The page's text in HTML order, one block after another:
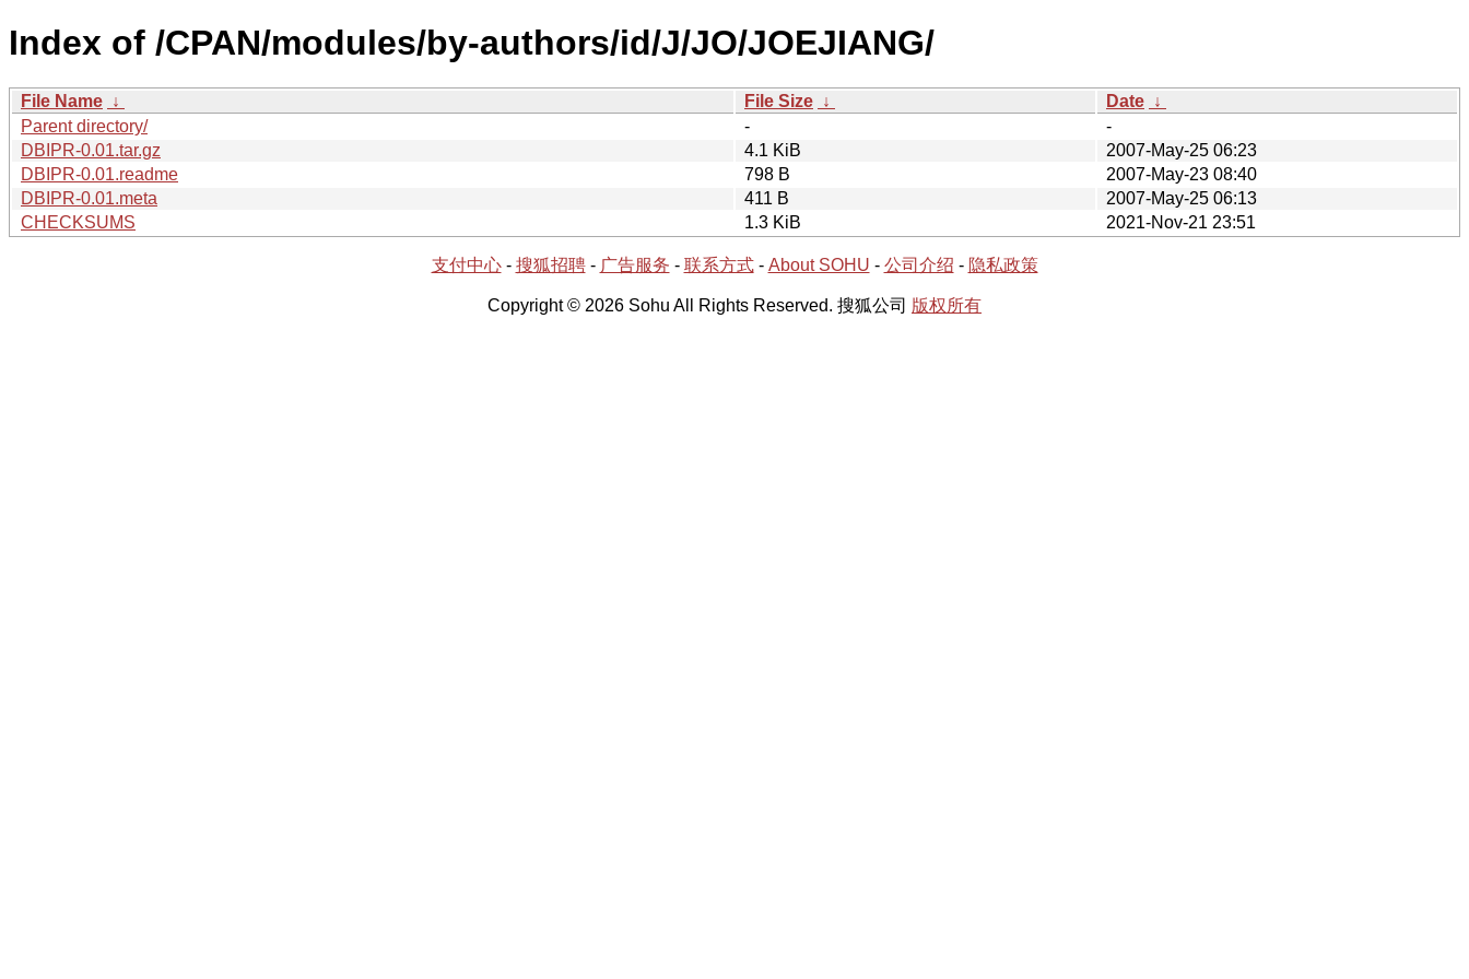
Index of /CPAN/modules/by-authors/id/J/JO/JOEJIANG/
File Name ↓ File Size ↓ Date ↓
Parent directory/
-
-
DBIPR-0.01.tar.gz
4.1 KiB
2007-May-25 06:23
DBIPR-0.01.readme
798 B
2007-May-23 08:40
DBIPR-0.01.meta
411 B
2007-May-25 06:13
CHECKSUMS
1.3 KiB 2021-Nov-21 23:51
支付中心- 搜狐招聘- 广告服务 - 联系方式- About SOHU - 公司介绍 - 隐私政策
Copyright © 2026 Sohu All Rights Reserved. 搜狐公司 版权所有